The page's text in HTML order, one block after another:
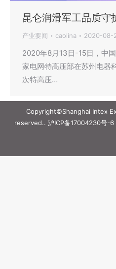
昆仑润滑军工品质守
产业要闻 caolina 2020-08-
2020年8月13日-15日，中
家电网特高压部在苏州电器
次特高压…
Copyright©Shanghai Intex
reserved.. 沪ICP备17004230号-6